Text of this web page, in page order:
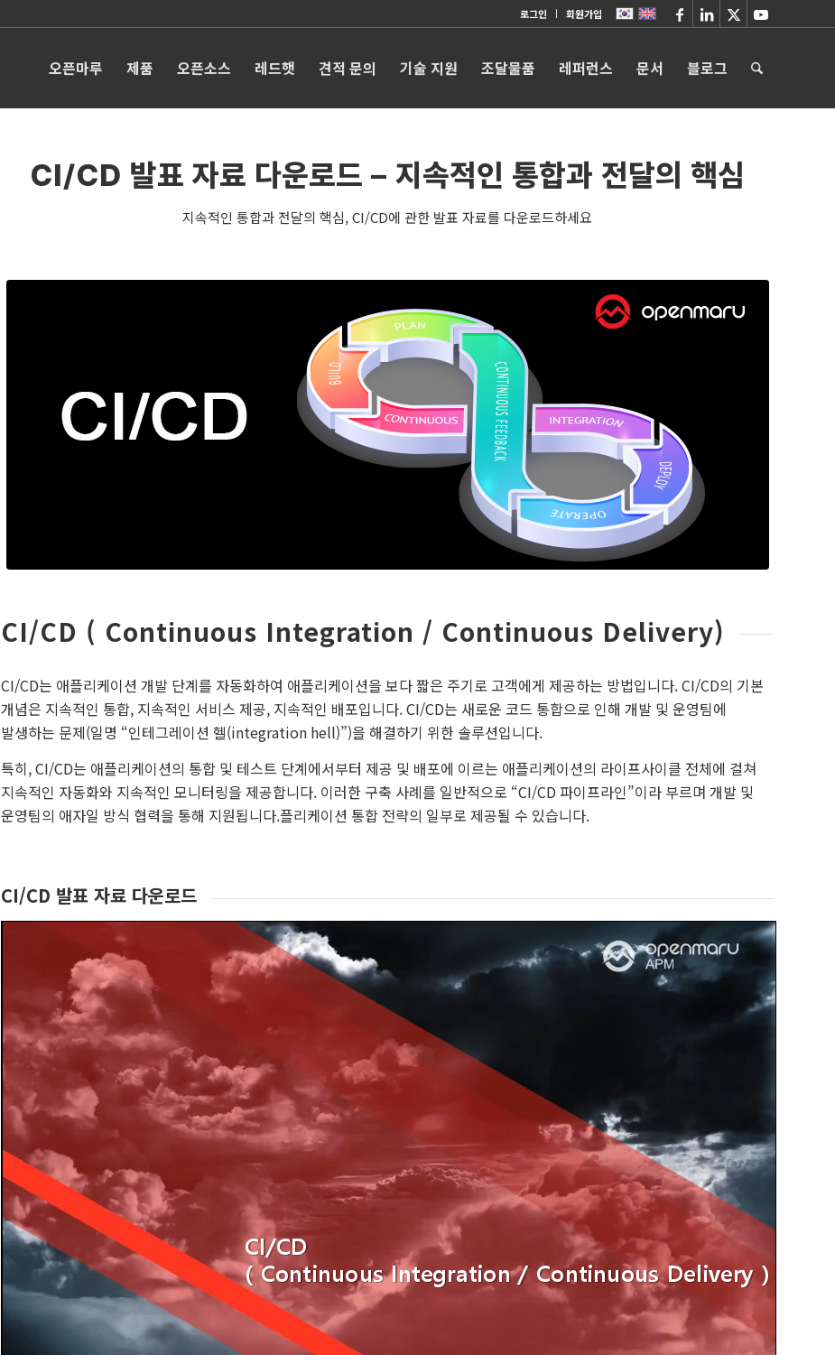
로그인 회원가입
오픈마루 제품 오픈소스 레드햇 견적 문의 기술 지원 조달물품 레퍼런스 문서 블로그
CI/CD 발표 자료 다운로드 – 지속적인 통합과 전달의 핵심
지속적인 통합과 전달의 핵심, CI/CD에 관한 발표 자료를 다운로드하세요
CI/CD ( Continuous Integration / Continuous Delivery)
CI/CD는 애플리케이션 개발 단계를 자동화하여 애플리케이션을 보다 짧은 주기로 고객에게 제공하는 방법입니다. CI/CD의 기본
개념은 지속적인 통합, 지속적인 서비스 제공, 지속적인 배포입니다. CI/CD는 새로운 코드 통합으로 인해 개발 및 운영팀에
발생하는 문제(일명 “인테그레이션 헬(integration hell)”)을 해결하기 위한 솔루션입니다.
특히, CI/CD는 애플리케이션의 통합 및 테스트 단계에서부터 제공 및 배포에 이르는 애플리케이션의 라이프사이클 전체에 걸쳐
지속적인 자동화와 지속적인 모니터링을 제공합니다. 이러한 구축 사례를 일반적으로 “CI/CD 파이프라인”이라 부르며 개발 및
운영팀의 애자일 방식 협력을 통해 지원됩니다.플리케이션 통합 전략의 일부로 제공될 수 있습니다.
CI/CD 발표 자료 다운로드